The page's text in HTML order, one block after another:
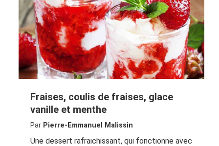
Fraises, coulis de fraises, glace
vanille et menthe
Par Pierre-Emmanuel Malissin
Une dessert rafraichissant, qui fonctionne avec